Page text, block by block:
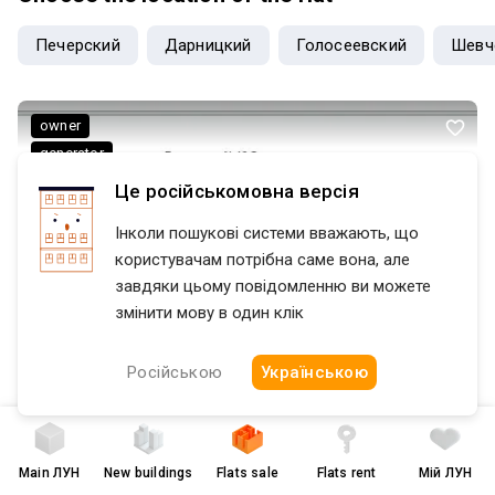
Печерский Дарницкий Голосеевский
owner
generator
MainЛУН New buildings Flats sale Flats rent Мій ЛУН
Це російськомовна версія
Інколи пошукові системи вважають, що
користувачам потрібна саме вона, але
завдяки цьому повідомленню ви можете
змінити мову в один клік
Російською Українською